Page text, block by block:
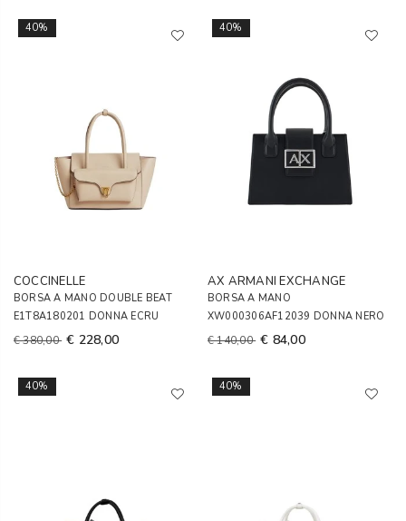
40%
COCCINELLE
BORSA A MANO DOUBLE BEAT
E1T8A180201 DONNA ECRU
€ 380,00 € 228,00
40%
AX ARMANI EXCHANGE
BORSA A MANO
XW000306AF12039 DONNA NERO
€ 140,00 € 84,00
40% 40%